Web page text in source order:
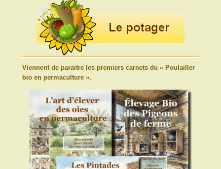
Viennent de paraitre les premiers carnets du « Poulailler
bio en permaculture ».